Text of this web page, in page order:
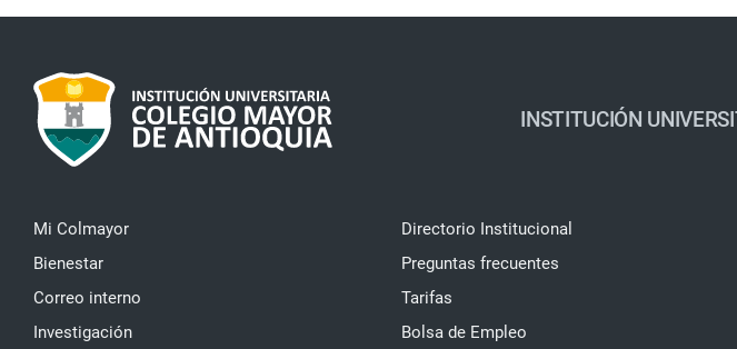
INSTITUCIÓN
Mi Colmayor
Bienestar
Correo interno
Investigación
Directorio Institucional
Preguntas frecuentes
Tarifas
Bolsa de Empleo